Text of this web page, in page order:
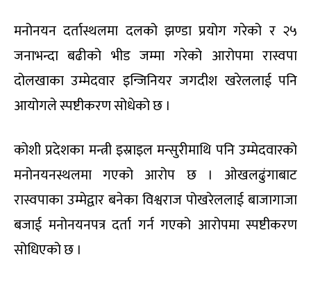
मनोनयन दर्तास्थलमा दलको झण्डा प्रयोग गरेको र २५
जनाभन्दा बढीको भीड जम्मा गरेको आरोपमा रास्वपा
दोलखाका उम्मेदवार इन्जिनियर जगदीश खरेललाई पनि
आयोगले स्पष्टीकरण सोधेको छ ।
कोशी प्रदेशका मन्त्री इस्राइल मन्सुरीमाथि पनि उम्मेदवारको
मनोनयनस्थलमा गएको आरोप छ । ओखलढुंगाबाट
रास्वपाका उम्मेद्वार बनेका विश्वराज पोखरेललाई बाजागाजा
बजाई मनोनयनपत्र दर्ता गर्न गएको आरोपमा स्पष्टीकरण
सोधिएको छ ।